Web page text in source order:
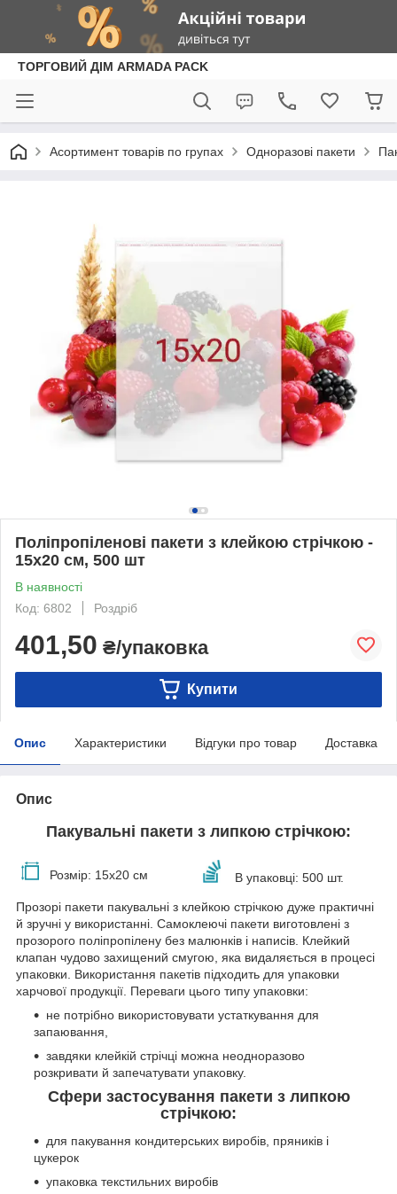
ТОРГОВИЙ ДІМ ARMADA PACK
Асортимент товарів по групах Одноразові пакети
Поліпропіленові пакети з клейкою стрічкою -
15x20 см, 500 шт
В наявності
Код: 6802
Роздріб
401,50 ₴/упаковка
Купити
Опис Характеристики Відгуки про товар Доставка
Опис
Пакувальні пакети з липкою стрічкою:
Розмір: 15х20 см В упаковці: 500 шт.
Прозорі пакети пакувальні з клейкою стрічкою дуже практичні
й зручні у використанні. Самоклеючі пакети виготовлені з
прозорого поліпропілену без малюнків і написів. Клейкий
клапан чудово захищений смугою, яка видаляється в процесі
упаковки. Використання пакетів підходить для упаковки
харчової продукції. Переваги цього типу упаковки:
не потрібно використовувати устаткування для
запаювання,
завдяки клейкій стрічці можна неодноразово
розкривати й запечатувати упаковку.
Сфери застосування пакети з липкою
стрічкою:
для пакування кондитерських виробів, пряників і
цукерок
упаковка текстильних виробів